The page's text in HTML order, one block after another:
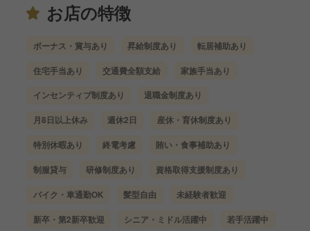
お店の特徴
ボーナス・賞与あり 昇給制度あり 転居補助あり
住宅手当あり 交通費全額支給 家族手当あり
インセンティブ制度あり 退職金制度あり
月8日以上休み 週休2日 産休・育休制度あり
特別休暇あり 終電考慮 賄い・食事補助あり
制服貸与 研修制度あり 資格取得支援制度あり
バイク・車通勤OK 髪型自由 未経験者歓迎
新卒・第2新卒歓迎 シニア・ミドル活躍中 若手活躍中